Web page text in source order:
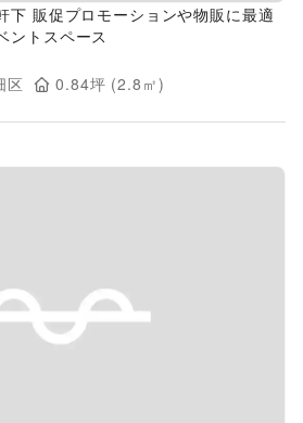
下 販促プロモーションや物販に最適
ントスペース
区 0.84坪 (2.8 ㎡)